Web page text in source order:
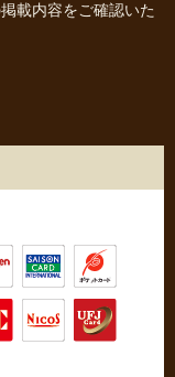
載内容をご確認いた